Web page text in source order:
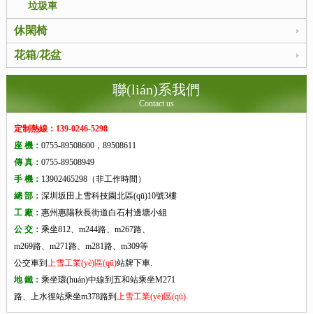
垃圾車
休閑椅
花箱/花盆
聯(lián)系我們
Contact us
定制熱線：139-0246-5298
座 機： 0755-89508600，89508611
傳 真： 0755-89508949
手 機： 13902465298（非工作時間）
總 部： 深圳坂田上雪科技園北區(qū)10號3樓
工 廠： 惠州惠陽秋長街道白石村邊塘小組
公 交： 乘坐812、m244路、m267路、
m269路、m271路、m281路、m309等
公交車到 上雪工業(yè)區(qū)站牌下車.
地 鐵： 乘坐環(huán)中線到五和站乘坐M271
路、上水徑站乘坐m378路到 上雪工業(yè)區(qū).